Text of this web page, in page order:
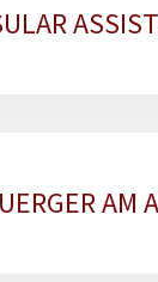
AM